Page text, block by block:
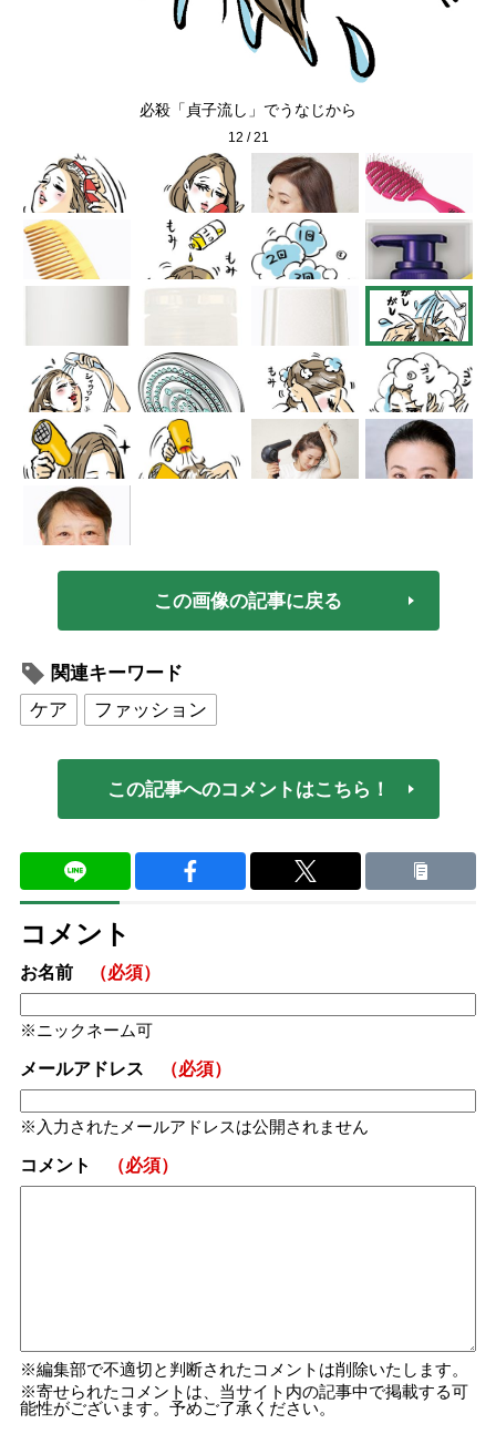
必殺「貞子流し」でうなじから
12 /21
この画像の記事に戻る
関連キーワード
ケア
ファッション
この記事へのコメントはこちら！
コメント
お名前 （必須）
ニックネーム可
メールアドレス （必須）
入力されたメールアドレスは公開されません
コメント （必須）
編集部で不適切と判断されたコメントは削除いたします。
寄せられたコメントは、当サイト内の記事中で掲載する可
能性がございます。予めご了承ください。